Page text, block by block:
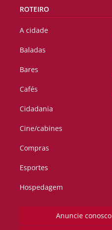
ROTEIRO
A cidade
Baladas
Bares
Cafés
Cidadania
Cine/cabines
Compras
Esportes
Hospedagem
Anuncie conosco